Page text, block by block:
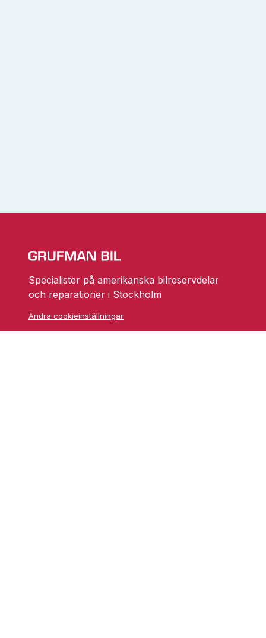
Specialister på amerikanska bilreservdelar
och reparationer i Stockholm
Ändra cookieinställningar